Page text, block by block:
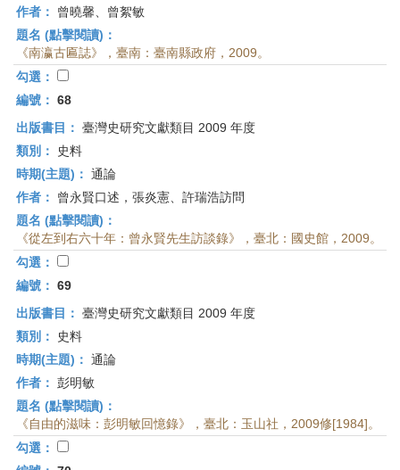
作者：
曾曉馨、曾絮敏
題名 (點擊閱讀)：
《南瀛古匾誌》，臺南：臺南縣政府，2009。
勾選：
編號： 68
出版書目： 臺灣史研究文獻類目 2009 年度
類別：
史料
時期(主題)： 通論
作者：
曾永賢口述，張炎憲、許瑞浩訪問
題名 (點擊閱讀)：
《從左到右六十年：曾永賢先生訪談錄》，臺北：國史館，2009。
勾選：
編號： 69
出版書目： 臺灣史研究文獻類目 2009 年度
類別：
史料
時期(主題)： 通論
作者： 彭明敏
題名 (點擊閱讀)：
《自由的滋味：彭明敏回憶錄》，臺北：玉山社，2009修[1984]。
勾選：